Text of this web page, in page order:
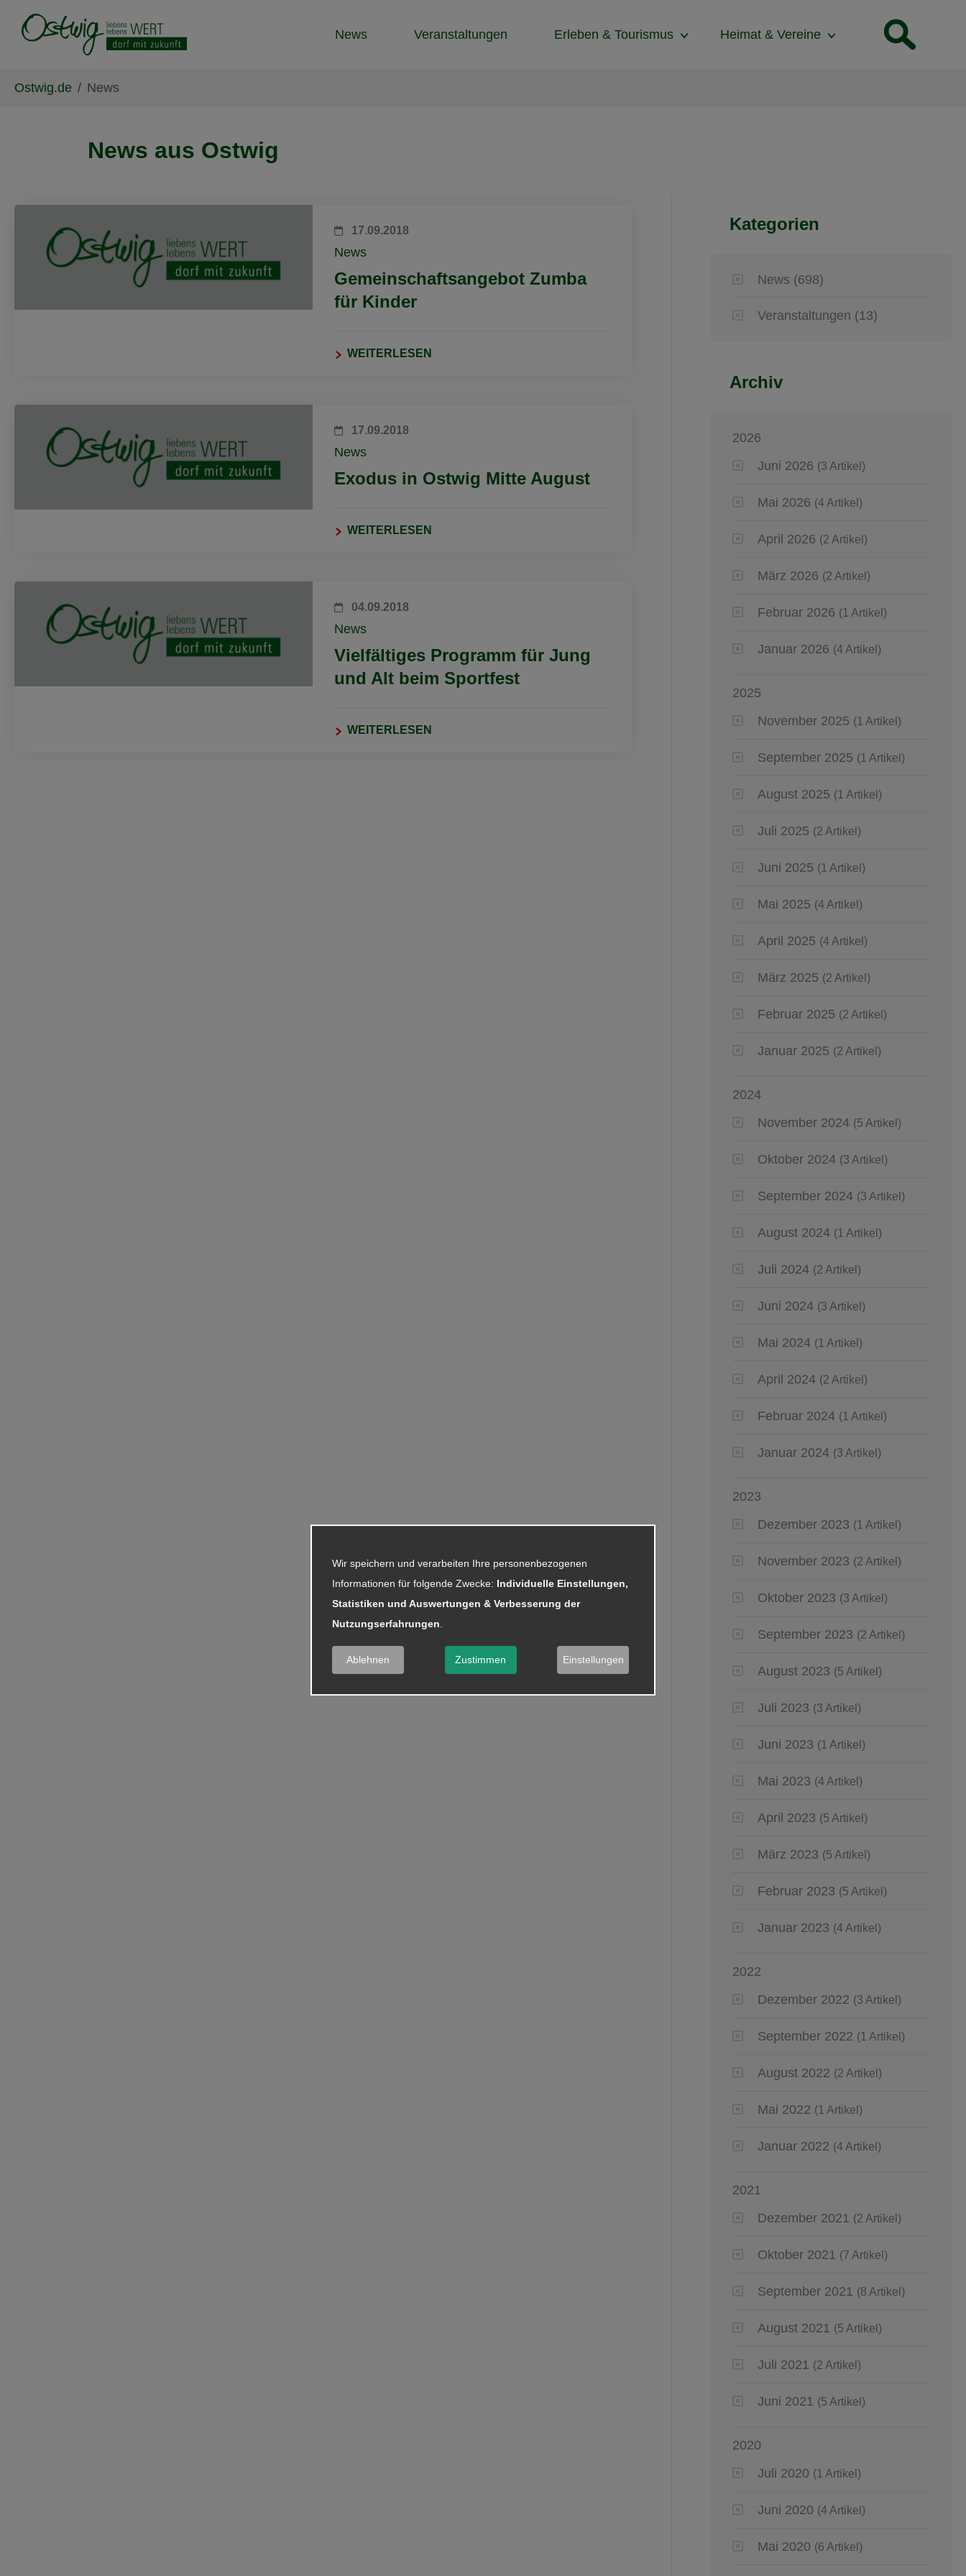
News
Veranstaltungen Erleben & Tourismus Heimat & Vereine
Ostwig.de News
News aus Ostwig
17.09.2018
News
Gemeinschaftsangebot Zumba
für Kinder
WEITERLESEN
17.09.2018
News
Exodus in Ostwig Mitte August
WEITERLESEN
04.09.2018
News
Vielfältiges Programm für Jung
und Alt beim Sportfest
WEITERLESEN
Kategorien
News (698)
Veranstaltungen (13)
Archiv
2026
Juni 2026 (3 Artikel)
Mai 2026 (4 Artikel)
April 2026 (2 Artikel)
März 2026 (2 Artikel)
Februar 2026 (1 Artikel)
Januar 2026 (4 Artikel)
2025
November 2025 (1 Artikel)
September 2025 (1 Artikel)
August 2025 (1 Artikel)
Juli 2025 (2 Artikel)
Juni 2025 (1 Artikel)
Mai 2025 (4 Artikel)
April 2025 (4 Artikel)
März 2025 (2 Artikel)
Februar 2025 (2 Artikel)
Januar 2025 (2 Artikel)
2024
November 2024 (5 Artikel)
Oktober 2024 (3 Artikel)
September 2024 (3 Artikel)
August 2024 (1 Artikel)
Juli 2024 (2 Artikel)
Juni 2024 (3 Artikel)
Mai 2024 (1 Artikel)
April 2024 (2 Artikel)
Februar 2024 (1 Artikel)
Januar 2024 (3 Artikel)
2023
Dezember 2023 (1 Artikel)
November 2023 (2 Artikel)
Oktober 2023 (3 Artikel)
September 2023 (2 Artikel)
August 2023 (5 Artikel)
Juli 2023 (3 Artikel)
Juni 2023 (1 Artikel)
Mai 2023 (4 Artikel)
April 2023 (5 Artikel)
März 2023 (5 Artikel)
Februar 2023 (5 Artikel)
Januar 2023 (4 Artikel)
2022
Dezember 2022 (3 Artikel)
September 2022 (1 Artikel)
August 2022 (2 Artikel)
Mai 2022 (1 Artikel)
Januar 2022 (4 Artikel)
2021
Dezember 2021 (2 Artikel)
Oktober 2021 (7 Artikel)
September 2021 (8 Artikel)
August 2021 (5 Artikel)
Juli 2021 (2 Artikel)
Juni 2021 (5 Artikel)
2020
Juli 2020 (1 Artikel)
Juni 2020 (4 Artikel)
Mai 2020 (6 Artikel)
Wir speichern und verarbeiten Ihre personenbezogenen
Informationen für folgende Zwecke: Individuelle Einstellungen,
Statistiken und Auswertungen & Verbesserung der
Nutzungserfahrungen
Ablehnen Zustimmen Einstellungen